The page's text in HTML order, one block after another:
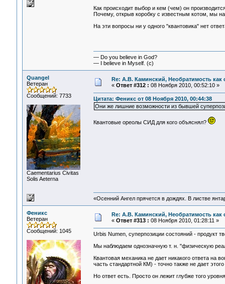
Как происходит выбор и кем (чем) он
Почему, открыв коробку с известным котом, мы
На эти вопросы ни у одного "квантовика" нет
— Do you believe in God?
— I believe in Myself. (c)
Quangel
Ветеран
Сообщений: 7733
Сaementarius Civitas
Solis Aeterna
Re: А.В. Каминский, Необратимость как
« Ответ #312 : 08 Ноября 2010, 00:52:10 »
Цитата: Феникс от 08 Ноября 2010, 00:44:38
Они же лишние возможности из бывшей
Квантовые ореолы СИД для кого объяснял?
«Осенний Ангел прячется в дождях. В листве
Феникс
Ветеран
Сообщений: 1045
Re: А.В. Каминский, Необратимость как
« Ответ #313 : 08 Ноября 2010, 01:28:11 »
Urbis Numen, суперпозиции состояний - продукт
Мы наблюдаем однозначную т. н. "физическую
Квантовая механика не дает никакого ответа на
часть стандартной КМ) - точно также не дает
Но ответ есть. Просто он лежит глубже того